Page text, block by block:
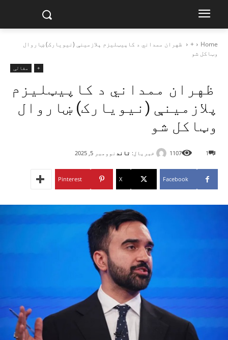
Home
+
ظهران ممداني د کاپيټلیزم پلازمینې (نیویارک) ښاروال
وټاکل شو
+ مقالې
ظهران ممداني د کاپيټلیزم
پلازمینې (نیویارک) ښاروال
وټاکل شو
خبریال: تاند نوومبر 5, 2025 1
1107
Facebook
X
Pinterest